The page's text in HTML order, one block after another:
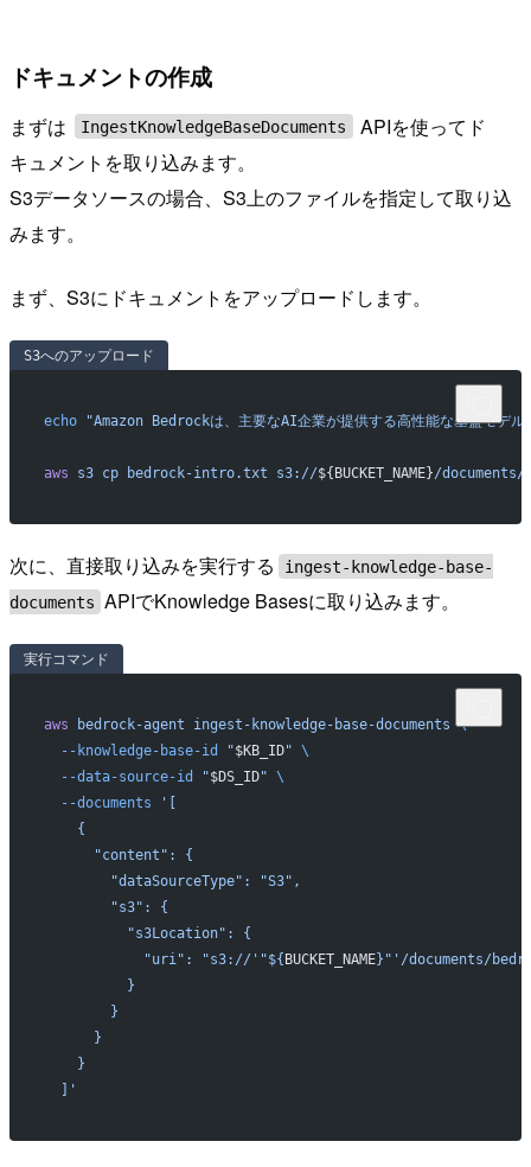
ドキュメントの作成
まずは IngestKnowledgeBaseDocuments
APIを使ってド
キュメントを取り込みます。
S3データソースの場合、S3上のファイルを指定して取り込
みます。
まず、S3にドキュメントをアップロードします。
S3へのアップロード
echo "Amazon Bedrockは、主要なAI企業が提供する高性能な基盤モデル
aws s3 cp bedrock-intro.txt s3://${BUCKET_NAME}/
次に、直接取り込みを実行する
ingest-knowledge-base-
documents APIでKnowledge Basesに取り込みます。
実行コマンド
aws bedrock-agent ingest-knowledge-base-documents \
  --knowledge-base-id
"$KB_ID" \
  --data-source-id
"$DS_ID" \
  --documents
'[
    {
      "content": {
        "dataSourceType": "S3",
        "s3": {
          "s3Location": {
            "uri": "s3://'"${
BUCKET_NAME}"'/documents/
          }
        }
      }
    }
  ]'